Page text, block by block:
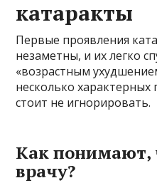
катаракты
Первые проявления
незаметны, и их легко
«возрастным
несколько
стоит не игнорировать.
Как понимают,
врачу?